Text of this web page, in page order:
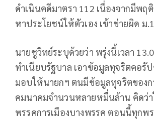
ดำเนินคดีมาตรา 112 เนื่องจากมีพฤ
หาประโยชน์ให้ตัวเอง เข้าข่ายผิด ม
นายชูวิทย์ระบุด้วยว่า พรุ่งนี้เวลา
ทำเนียบรัฐบาล เอาข้อมูลทุจริตคอรั
มอบให้นายกฯ ตนมีข้อมูลทุจริตของก
คมนาคมจำนวนหลายหมื่นล้าน คิดว่
พรรคการเมืองบางพรรค ตอนนี้ทุกพร